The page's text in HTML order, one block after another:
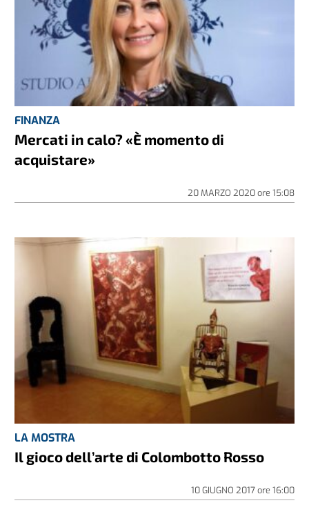
FINANZA
Mercati in calo? «È momento di
acquistare»
20 MARZO 2020ore 15:08
LA MOSTRA
Il gioco dell’arte di Colombotto Rosso
10 GIUGNO 2017ore 16:00